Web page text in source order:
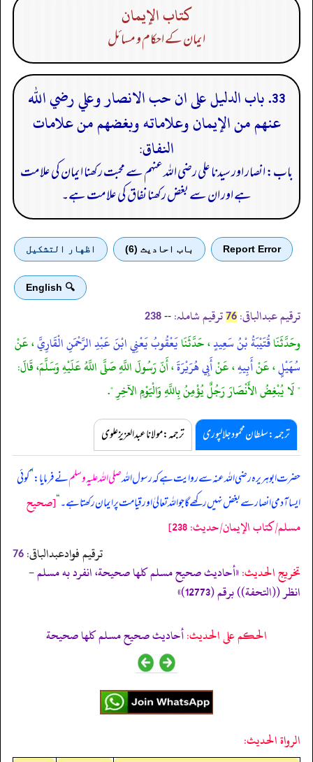
كتاب الإيمان
ایمان کے احکام و مسائل
33. باب الدليل على ان حب الانصار وعلي رضي الله
عنهم من الإيمان وعلاماته وبغضهم من علامات
النفاق:
باب: انصار اور سیدنا علی رضی اللہ عنہم سے محبت رکھنا ایمان کی علامت
ہے اور ان سے بغض رکھنا نفاق کی علامت ہے۔
Report Error باب احادیث (6) اظهار التشكيل
🔍 English
ترقیم عبدالباقی: 76 ترقیم شاملہ: --
238
وحَدَّثَنَاقُتَيْبَةُ بْنُ سَعِيدٍ، حَدَّثَنَايَعْقُوبُ يَعْنِي ابْنَ عَبْدِ الرَّحْمَنِ الْقَارِيَّ، عَنْ
سُهَيْلٍ، عَنْأَبِيهِ، عَنْأَبِي هُرَيْرَةَ، أَنّ رَسُولَ اللَّهِ صَلَّى اللَّهُ عَلَيْهِ وَسَلَّمَ، قَالَ:
" لَا يُبْغِضُ الأَنْصَارَ رَجُلٌ يُؤْمِنُ بِاللَّهِ وَالْيَوْمِ الآخِرِ ".
ترجمہ:سلطان محمود جلالپوری ترجمہ:مولانا عبدالعزیز علوی
حضرت ابوہریرہ رضی اللہ عنہ سے روایت ہے کہ رسول اللہصلی اللہ علیہ وسلمنے فرمایا:”کوئی
ایسا آدمی انصار سے بغض نہیں رکھے گا جو اللہ تعالیٰ اور قیامت پر ایمان رکھتا ہے۔“[صحيح
مسلم/كتاب الإيمان/حدیث: 238]
ترقیم فوادعبدالباقی: 76
تخریج الحدیث:«أحاديث صحيح مسلم كلها صحيحة، انفرد به مسلم -
انظر ((التحفة)) برقم (12773)»
الحكم على الحديث:أحاديث صحيح مسلم كلها صحيحة
الرواة الحديث: